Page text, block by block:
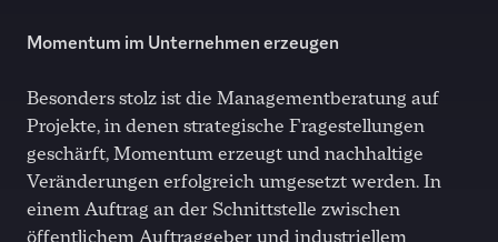
Momentum im Unternehmen erzeugen
Besonders stolz ist die Managementberatung auf
Projekte, in denen strategische Fragestellungen
geschärft, Momentum erzeugt und nachhaltige
Veränderungen erfolgreich umgesetzt werden. In
einem Auftrag an der Schnittstelle zwischen
öffentlichem Auftraggeber und industriellem